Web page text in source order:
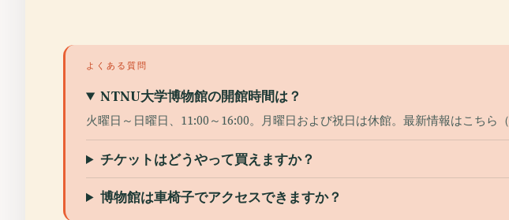
よくある質問
NTNU大学博物館の開館時間は？
火曜日～日曜日、11:00～16:00。月曜日および祝日は休館。最新情報はこちら（
チケットはどうやって買えますか？
博物館は車椅子でアクセスできますか？